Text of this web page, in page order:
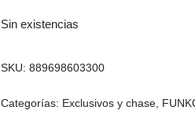
Sin existencias
SKU:889698603300
Categorías: Exclusivos y chase